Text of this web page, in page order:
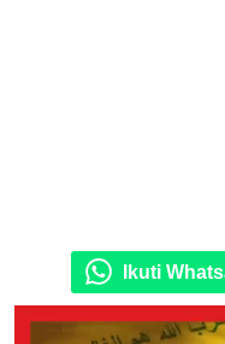
Ikuti